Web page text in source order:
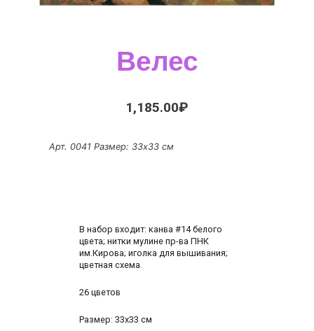
Велес
1,185.00₽
Арт. 0041 Размер: 33х33 см
В набор входит: канва #14 белого
цвета; нитки мулине пр-ва ПНК
им.Кирова; иголка для вышивания;
цветная схема.
26 цветов
Размер: 33х33 см